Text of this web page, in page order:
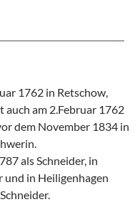
1762 in Retschow,
am 2.Februar 1762
dem November 1834 in
als Schneider, in
und in Heiligenhagen